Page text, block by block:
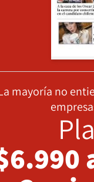
mayoría no